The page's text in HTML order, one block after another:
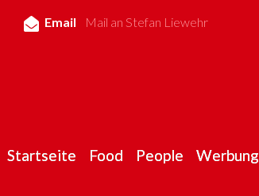
Zum Hauptinhalt springen
Email Mail an Stefan Liewehr
Startseite Food People Werbung